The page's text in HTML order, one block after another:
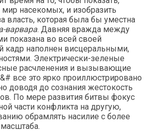
мир насекомых, и изобразить
власть, которая была бы уместна
варвара. Давняя вражда между
показана во всей своей
кадр наполнен висцеральными,
Электрически-зеленые
расчленения и вызывающие
все это ярко проиллюстрировано
доводя до сознания жестокость
По мере развития битвы фокус
части конфликта на другую,
обрамлять насилие с более